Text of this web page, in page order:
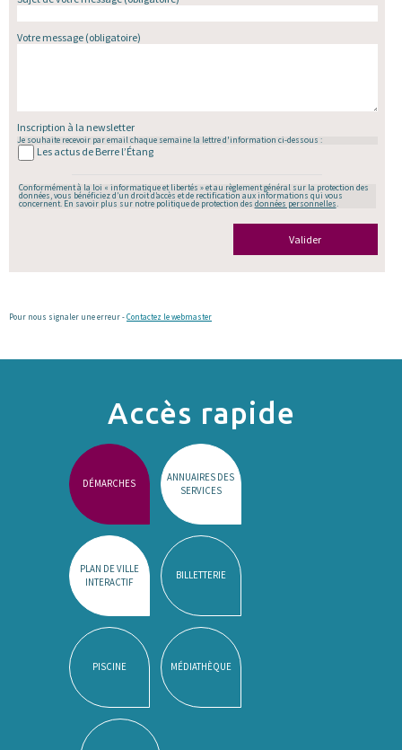
Votre message(obligatoire)
Inscription à la newsletter
Je souhaite recevoir par email chaque semaine la lettre d'information ci-dessous :
Les actus de Berre l’Étang
Conformément à la loi « informatique et libertés » et au règlement général sur la protection des
données, vous bénéficiez d’un droit d’accès et de rectification aux informations qui vous
concernent. En savoir plus sur notre politique de protection des données personnelles.
Valider
Pour nous signaler une erreur -Contactez le webmaster
Accès rapide
DÉMARCHES
ANNUAIRES DES
SERVICES
PLAN DE VILLE
INTERACTIF
BILLETTERIE
PISCINE MÉDIATHÈQUE